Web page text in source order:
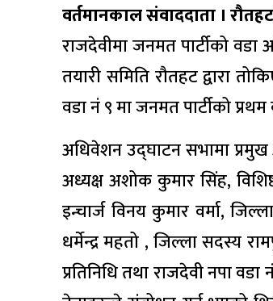
वर्तमानकाल संवाददाता ।
राजदेवीमा जनमत पार्टीको
तयारी समिति रौतहट द्वारा
वडा नं ९ मा जनमत पार्टीको
अधिवेशन उद्घाटन सभामा प्रमुख
अध्यक्ष अशोक कुमार सिंह,
इन्चार्ज विनय कुमार वर्मा,
धर्मेन्द्र महतो , जिल्ला सदस्य
प्रतिनिधि तथा राजदेवी नपा